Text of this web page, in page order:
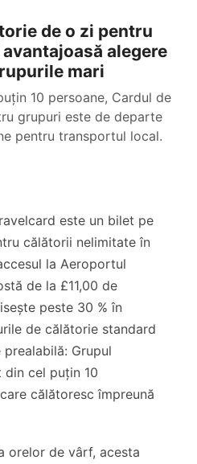
de o zi pentru
alegere
mari
10 persoane, Cardul de
grupuri este de departe
pentru transportul local.
este un bilet pe
călătorii nelimitate în
la Aeroportul
de la £11,00 de
peste 30 % în
de călătorie standard
Grupul
cel puțin 10
călătoresc împreună
orelor de vârf, acesta